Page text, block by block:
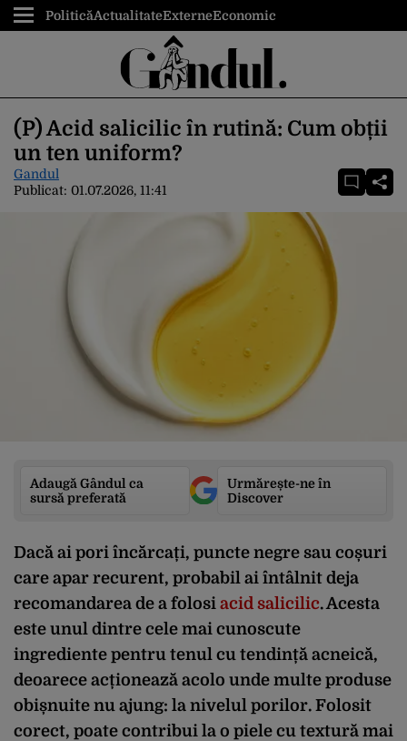
PoliticăActualitateExterneEconomic
(P) Acid salicilic în rutină: Cum obții
un ten uniform?
Gandul
Publicat: 01.07.2026, 11:41
Adaugă Gândul ca
sursă preferată
Urmărește-ne în
Discover
Dacă ai pori încărcați, puncte negre sau coșuri
care apar recurent, probabil ai întâlnit deja
recomandarea de a folosi acid salicilic. Acesta
este unul dintre cele mai cunoscute
ingrediente pentru tenul cu tendință acneică,
deoarece acționează acolo unde multe produse
obișnuite nu ajung: la nivelul porilor. Folosit
corect, poate contribui la o piele cu textură mai